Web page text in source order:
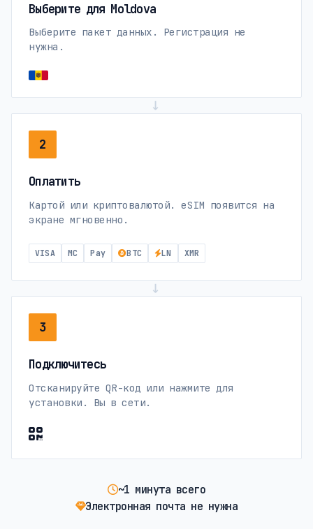
Выберите для Moldova
Выберите пакет данных. Регистрация не
нужна.
→
2
Оплатить
Картой или криптовалютой. eSIM появится на
экране мгновенно.
VISA MC Pay BTC LN XMR
→
3
Подключитесь
Отсканируйте QR-код или нажмите для
установки. Вы в сети.
~1 минута всего
Электронная почта не нужна